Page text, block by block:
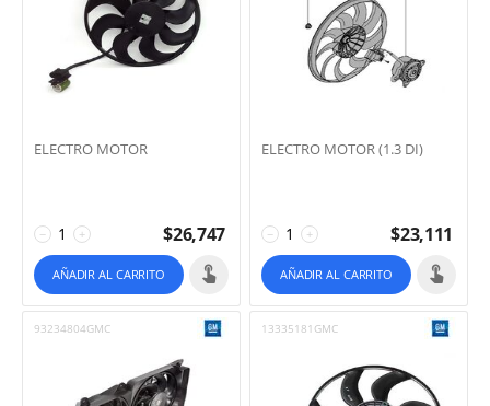
ELECTRO MOTOR
+
− $26,747
AÑADIR AL CARRITO
ELECTRO MOTOR (1.3 DI)
+
− $23,111
AÑADIR AL CARRITO
93234804GMC 13335181GMC